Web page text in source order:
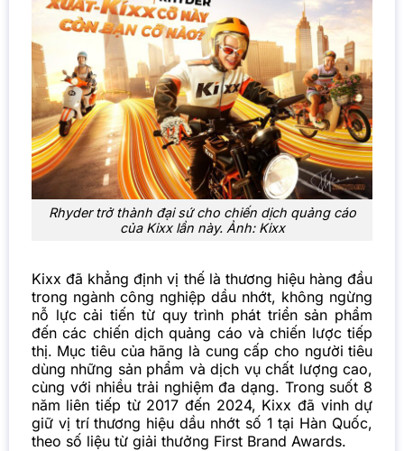
Rhyder trở thành đại sứ cho chiến dịch quảng cáo
của Kixx lần này. Ảnh: Kixx
Kixx đã khẳng định vị thế là thương hiệu hàng đầu
trong ngành công nghiệp dầu nhớt, không ngừng
nỗ lực cải tiến từ quy trình phát triển sản phẩm
đến các chiến dịch quảng cáo và chiến lược tiếp
thị. Mục tiêu của hãng là cung cấp cho người tiêu
dùng những sản phẩm và dịch vụ chất lượng cao,
cùng với nhiều trải nghiệm đa dạng. Trong suốt 8
năm liên tiếp từ 2017 đến 2024, Kixx đã vinh dự
giữ vị trí thương hiệu dầu nhớt số 1 tại Hàn Quốc,
theo số liệu từ giải thưởng First Brand Awards.